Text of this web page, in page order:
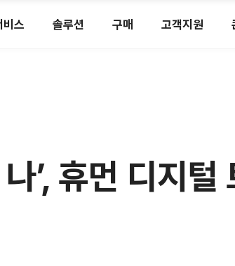
비스 솔루션 구매 고객지원
’, 휴먼 디지털